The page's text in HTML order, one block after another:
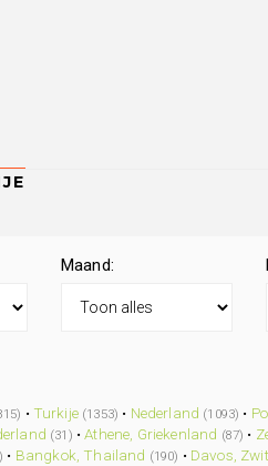
Maand:
• Turkije (1353) • Nederland (1093) •
(31) •Athene, Griekenland (87) •
• Bangkok, Thailand (190) • Davos,